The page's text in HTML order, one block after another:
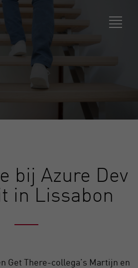
bij Azure Dev
in Lissabon
Get There-collega’s Martijn en